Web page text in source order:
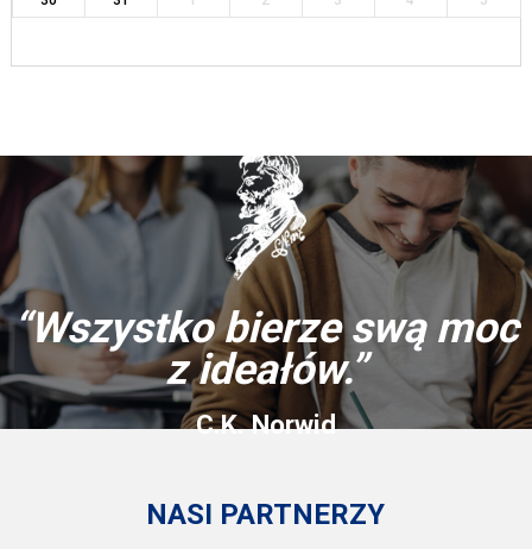
“Wszystko bierze swą moc
z ideałów.”
C.K. Norwid
NASI PARTNERZY